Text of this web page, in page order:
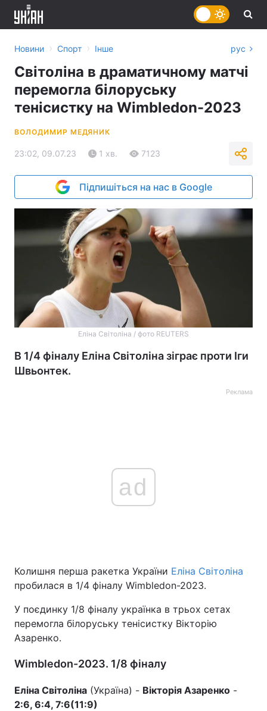
Головна Війна
Україна Політика
Економіка
Спорт Наука
Техно і зв'язок Лайт
Новини › Спорт › Інше рус
Світоліна в драматичному матчі
перемогла білоруську
тенісистку на Wimbledon-2023
ВОЛОДИМИР МЕДЯНИК
23:02, 09.07.23 1 хв. 7123
Підпишіться на нас в Google
Еліна Світоліна / фото REUTERS
В 1/4 фіналу Еліна Світоліна зіграє проти Іги
Швьонтек.
Реклама
ad
Колишня перша ракетка України Еліна Світоліна
пробилася в 1/4 фіналу Wimbledon-2023.
У поєдинку 1/8 фіналу українка в трьох сетах
перемогла білоруську тенісистку Вікторію
Азаренко.
Wimbledon-2023. 1/8 фіналу
Еліна Світоліна (Україна) - Вікторія Азаренко -
2:6, 6:4, 7:6(11:9)